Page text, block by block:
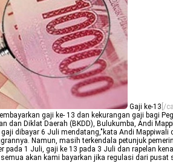
Gaji ke-13 [/
gaji ke- 13 dan kekurangan gaji bagi
dan Diklat Daerah (BKDD), Bulukumba, Andi
dibayar 6 Juli mendatang,"kata Andi
Namun, masih terkendala petunjuk
pada 1 Juli, gaji ke 13 pada 3 Juli dan rapelan
akan kami bayarkan jika regulasi dari pusat